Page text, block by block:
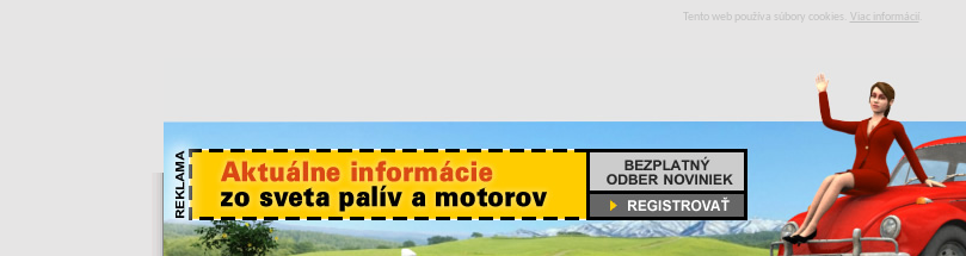
Tento web používa súbory cookies. Viac informácií